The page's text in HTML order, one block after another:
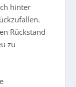
hinter
Rückstand
zu